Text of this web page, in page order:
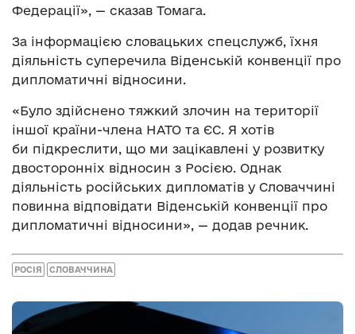
Федерації», — сказав Томага.
За інформацією словацьких спецслужб, їхня
діяльність суперечила Віденській конвенції про
дипломатичні відносини.
«Було здійснено тяжкий злочин на території
іншої країни-члена НАТО та ЄС. Я хотів
би підкреслити, що ми зацікавлені у розвитку
двосторонніх відносин з Росією. Однак
діяльність російських дипломатів у Словаччині
повинна відповідати Віденській конвенції про
дипломатичні відносини», — додав речник.
РОСІЯ СЛОВАЧЧИНА